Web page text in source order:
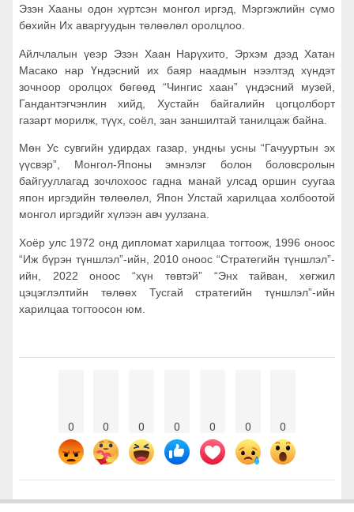
Эзэн Хааны одон хүртсэн монгол иргэд, Мэргэжлийн сүмо
бөхийн Их аваргуудын төлөөлөл оролцлоо.
Айлчлалын үеэр Эзэн Хаан Нарүхито, Эрхэм дээд Хатан
Масако нар Үндэсний их баяр наадмын нээлтэд хүндэт
зочноор оролцох бөгөөд “Чингис хаан” үндэсний музей,
Гандантэгчэнлин хийд, Хустайн байгалийн цогцолборт
газарт морилж, түүх, соёл, зан заншилтай танилцаж байна.
Мөн Ус сувгийн удирдах газар, ундны усны “Гачууртын эх
үүсвэр”, Монгол-Японы эмнэлэг болон боловсролын
байгууллагад зочлохоос гадна манай улсад оршин суугаа
япон иргэдийн төлөөлөл, Япон Улстай харилцаа холбоотой
монгол иргэдийг хүлээн авч уулзана.
Хоёр улс 1972 онд дипломат харилцаа тогтоож, 1996 оноос
“Иж бүрэн түншлэл”-ийн, 2010 оноос “Стратегийн түншлэл”-
ийн, 2022 оноос “хүн төвтэй” “Энх тайван, хөгжил
цэцэглэлтийн төлөөх Тусгай стратегийн түншлэл”-ийн
харилцаа тогтоосон юм.
0 0 0 0 0 0 0